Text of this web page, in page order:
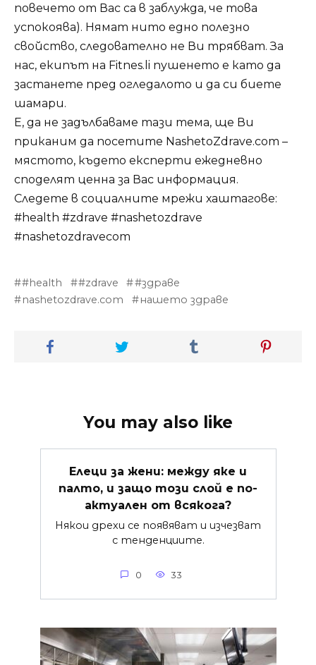
повечето от Вас са в заблужда, че това
успокоява). Нямат нито едно полезно
свойство, следователно не Ви трябват. За
нас, екипът на Fitnes.li пушенето е като да
застанете пред огледалото и да си биете
шамари.
Е, да не задълбаваме тази тема, ще Ви
приканим да посетите NashetoZdrave.com –
мястото, където експерти ежедневно
споделят ценна за Вас информация.
Следете в социалните мрежи хаштагове:
#health #zdrave #nashetozdrave
#nashetozdravecom
#health #zdrave
#здраве
nashetozdrave.com
нашето здраве
You may also like
Елеци за жени: между яке и
палто, и защо този слой е по-
актуален от всякога?
Някои дрехи се появяват и изчезват
с тенденциите.
0 33